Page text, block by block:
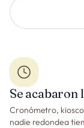
Se acabaron
Cronómetro, kiosco
nadie redondea